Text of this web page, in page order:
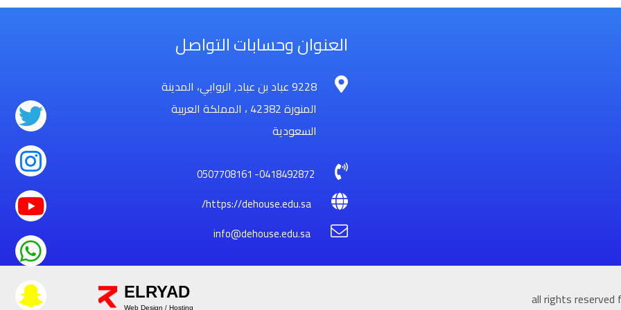
العنوان وحسابات التواصل
9228 عباد بن عباد, الروابي، المدينة
المنورة 42382 ، المملكة العربية
السعودية
ELRYAD
Web Design / Hosting